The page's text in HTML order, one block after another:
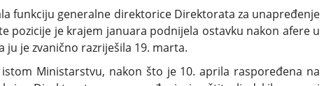
funkciju generalne direktorice Direktorata za unapređenje
pozicije je krajem januara podnijela ostavku nakon afere u
ju je zvanično razriješila 19. marta.
Ministarstvu, nakon što je 10. aprila raspoređena na